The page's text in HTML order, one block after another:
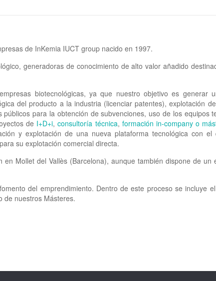
de InKemia IUCT group nacido en 1997.
generadoras de conocimiento de alto valor añadido
biotecnológicas, ya que nuestro objetivo es
del producto a la industria (licenciar patentes), explotación
para la obtención de subvenciones, uso de los equipos
de I+D+i,consultoría técnica, formación in-company o
y explotación de una nueva plataforma tecnológica con el
su explotación comercial directa.
Mollet del Vallès (Barcelona), aunque también dispone de
del emprendimiento. Dentro de este proceso se incluye
de nuestros Másteres.